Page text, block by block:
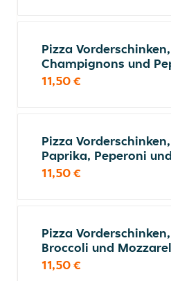
Pizza
Champignons und
11,50 €
Pizza
Paprika, Peperoni
11,50 €
Pizza
Broccoli und
11,50 €